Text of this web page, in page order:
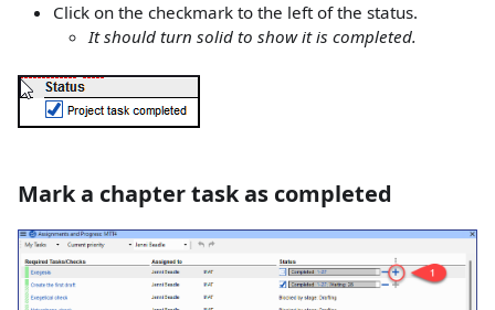
Click on the checkmark to the left of the status.
It should turn solid to show it is completed.
Mark a chapter task as completed